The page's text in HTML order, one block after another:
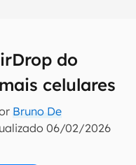
do
celulares
Bruno De
06/02/2026
em primeira